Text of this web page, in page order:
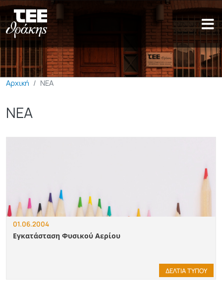
Παράκαμψη προς το κυρίως
Αρχική ΝΕΑ
ΝΕΑ
01.06.2004
Εγκατάσταση Φυσικού Αερίου
ΔΕΛΤΙΑ ΤΥΠΟΥ